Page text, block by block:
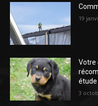
19
Votre
étude
3